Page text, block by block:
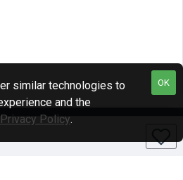
Alle rechten voorbehouden
OK
similar technologies to
and the
Privacy Policy.